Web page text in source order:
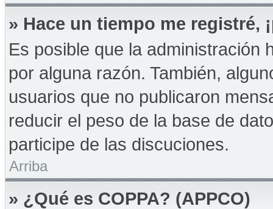
» Hace un tiempo me registré,
Es posible que la administración
por alguna razón. También,
usuarios que no publicaron
reducir el peso de la base de
participe de las discuciones.
Arriba
» ¿Qué es COPPA? (APPCO)